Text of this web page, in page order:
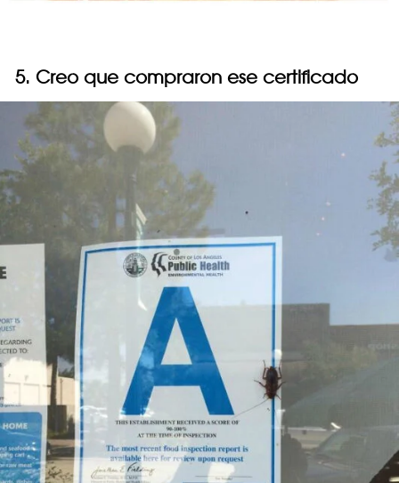
5. Creo que compraron ese certificado